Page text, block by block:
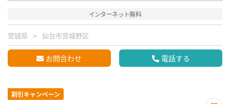
インターネット無料
宮城県 仙台市宮城野区
お問合わせ 電話する
割引キャンペーン